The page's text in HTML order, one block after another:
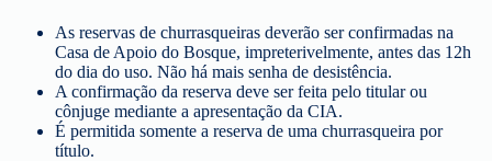
As reservas de churrasqueiras deverão ser confirmadas na
Casa de Apoio do Bosque, impreterivelmente, antes das 12h
do dia do uso. Não há mais senha de desistência.
A confirmação da reserva deve ser feita pelo titular ou
cônjuge mediante a apresentação da CIA.
É permitida somente a reserva de uma churrasqueira por
título.